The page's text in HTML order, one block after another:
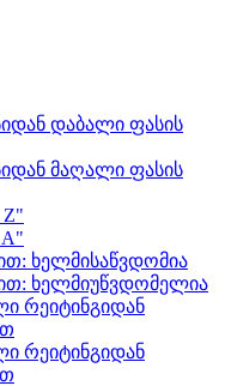
დაბალი ფასის
მაღალი ფასის
Z"
ხელმისაწვდომია
ხელმიუწვდომელია
რეიტინგიდან
რეიტინგიდან